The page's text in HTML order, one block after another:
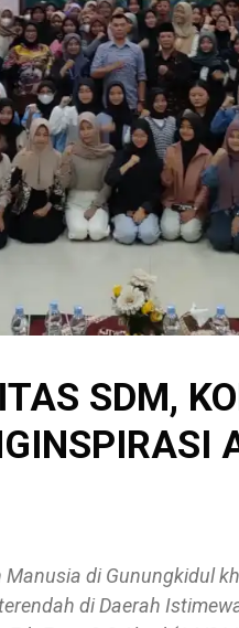
SDM,
di Gunungkidul
di Daerah